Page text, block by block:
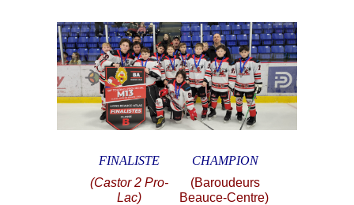
FINALISTE
(Castor 2 Pro-
Lac)
CHAMPION
(Baroudeurs
Beauce-Centre)